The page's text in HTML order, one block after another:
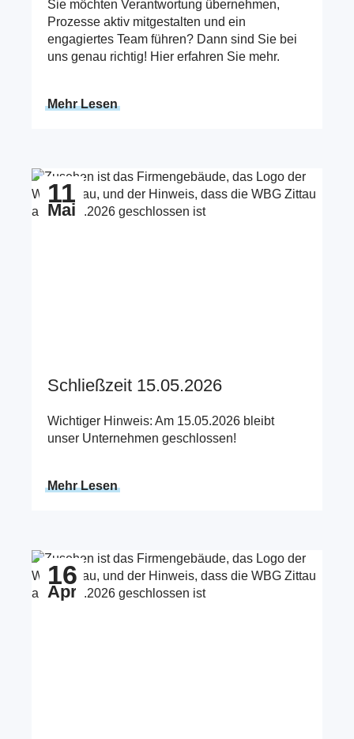
Sie möchten Verantwortung übernehmen,
Prozesse aktiv mitgestalten und ein
engagiertes Team führen? Dann sind Sie bei
uns genau richtig! Hier erfahren Sie mehr.
Mehr Lesen
11
Mai
Zum Beitrag Schließzeit 15.05.2026
Schließzeit 15.05.2026
Wichtiger Hinweis: Am 15.05.2026 bleibt
unser Unternehmen geschlossen!
Mehr Lesen
16
Apr
Zum Beitrag Schließzeit bei der WBG Zittau